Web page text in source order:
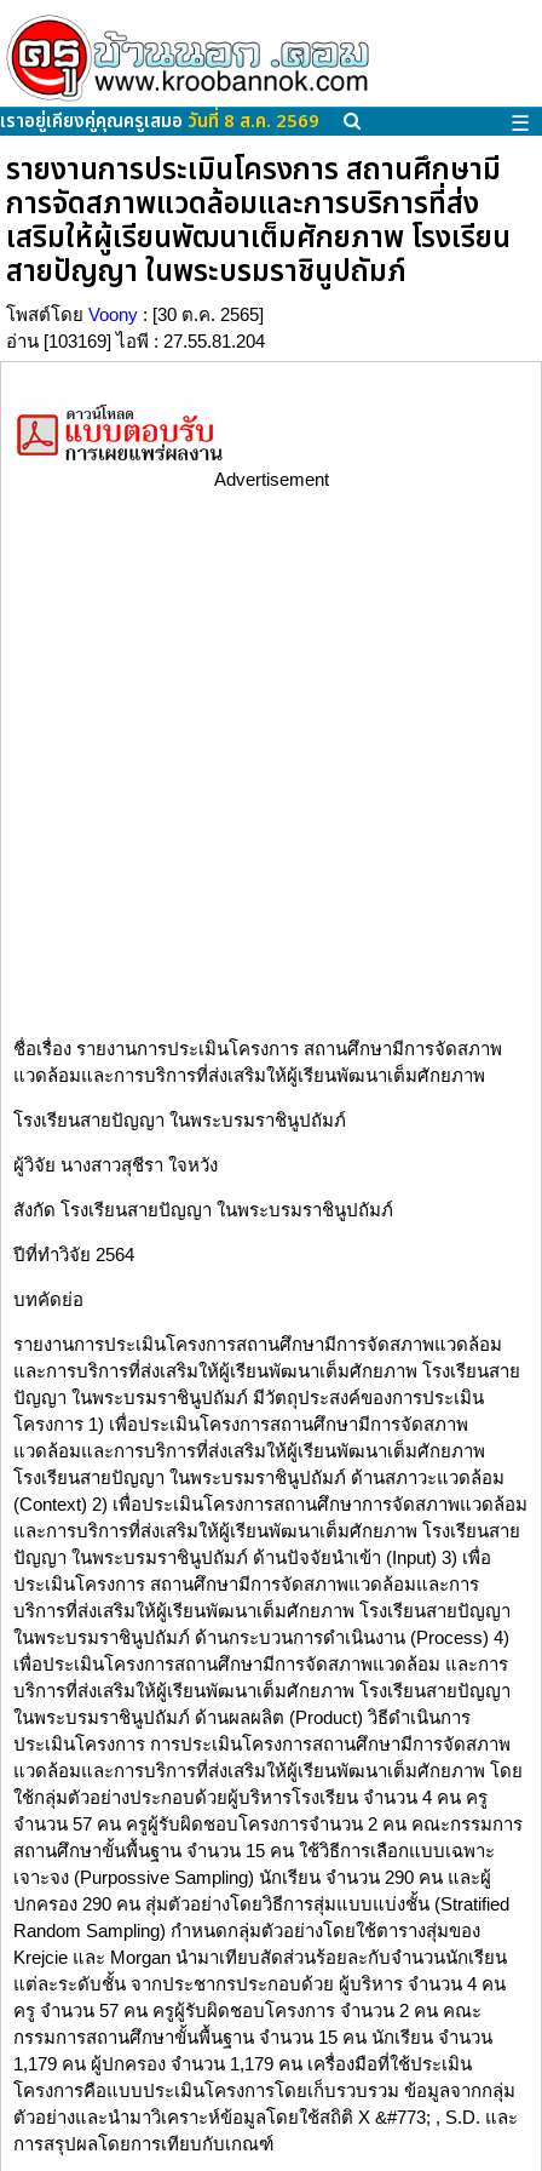
เราอยู่เคียงคู่คุณครูเสมอ วันที่ 8 ส.ค. 2569 ☰
รายงานการประเมินโครงการ สถานศึกษามี
การจัดสภาพแวดล้อมและการบริการที่ส่ง
เสริมให้ผู้เรียนพัฒนาเต็มศักยภาพ โรงเรียน
สายปัญญา ในพระบรมราชินูปถัมภ์
โพสต์โดย Voony : [30 ต.ค. 2565]
อ่าน [103169] ไอพี : 27.55.81.204
Advertisement
ชื่อเรื่อง รายงานการประเมินโครงการ สถานศึกษามีการจัดสภาพ
แวดล้อมและการบริการที่ส่งเสริมให้ผู้เรียนพัฒนาเต็มศักยภาพ
โรงเรียนสายปัญญา ในพระบรมราชินูปถัมภ์
ผู้วิจัย นางสาวสุชีรา ใจหวัง
สังกัด โรงเรียนสายปัญญา ในพระบรมราชินูปถัมภ์
ปีที่ทำวิจัย 2564
บทคัดย่อ
รายงานการประเมินโครงการสถานศึกษามีการจัดสภาพแวดล้อม
และการบริการที่ส่งเสริมให้ผู้เรียนพัฒนาเต็มศักยภาพ โรงเรียนสาย
ปัญญา ในพระบรมราชินูปถัมภ์ มีวัตถุประสงค์ของการประเมิน
โครงการ 1) เพื่อประเมินโครงการสถานศึกษามีการจัดสภาพ
แวดล้อมและการบริการที่ส่งเสริมให้ผู้เรียนพัฒนาเต็มศักยภาพ
โรงเรียนสายปัญญา ในพระบรมราชินูปถัมภ์ ด้านสภาวะแวดล้อม
(Context) 2) เพื่อประเมินโครงการสถานศึกษาการจัดสภาพแวดล้อม
และการบริการที่ส่งเสริมให้ผู้เรียนพัฒนาเต็มศักยภาพ โรงเรียนสาย
ปัญญา ในพระบรมราชินูปถัมภ์ ด้านปัจจัยนำเข้า (Input) 3) เพื่อ
ประเมินโครงการ สถานศึกษามีการจัดสภาพแวดล้อมและการ
บริการที่ส่งเสริมให้ผู้เรียนพัฒนาเต็มศักยภาพ โรงเรียนสายปัญญา
ในพระบรมราชินูปถัมภ์ ด้านกระบวนการดำเนินงาน (Process) 4)
เพื่อประเมินโครงการสถานศึกษามีการจัดสภาพแวดล้อม และการ
บริการที่ส่งเสริมให้ผู้เรียนพัฒนาเต็มศักยภาพ โรงเรียนสายปัญญา
ในพระบรมราชินูปถัมภ์ ด้านผลผลิต (Product) วิธีดำเนินการ
ประเมินโครงการ การประเมินโครงการสถานศึกษามีการจัดสภาพ
แวดล้อมและการบริการที่ส่งเสริมให้ผู้เรียนพัฒนาเต็มศักยภาพ โดย
ใช้กลุ่มตัวอย่างประกอบด้วยผู้บริหารโรงเรียน จำนวน 4 คน ครู
จำนวน 57 คน ครูผู้รับผิดชอบโครงการจำนวน 2 คน คณะกรรมการ
สถานศึกษาขั้นพื้นฐาน จำนวน 15 คน ใช้วิธีการเลือกแบบเฉพาะ
เจาะจง (Purpossive Sampling) นักเรียน จำนวน 290 คน และผู้
ปกครอง 290 คน สุ่มตัวอย่างโดยวิธีการสุ่มแบบแบ่งชั้น (Stratified
Random Sampling) กำหนดกลุ่มตัวอย่างโดยใช้ตารางสุ่มของ
Krejcie และ Morgan นำมาเทียบสัดส่วนร้อยละกับจำนวนนักเรียน
แต่ละระดับชั้น จากประชากรประกอบด้วย ผู้บริหาร จำนวน 4 คน
ครู จำนวน 57 คน ครูผู้รับผิดชอบโครงการ จำนวน 2 คน คณะ
กรรมการสถานศึกษาขั้นพื้นฐาน จำนวน 15 คน นักเรียน จำนวน
1,179 คน ผู้ปกครอง จำนวน 1,179 คน เครื่องมือที่ใช้ประเมิน
โครงการคือแบบประเมินโครงการโดยเก็บรวบรวม ข้อมูลจากกลุ่ม
ตัวอย่างและนำมาวิเคราะห์ข้อมูลโดยใช้สถิติ X &#773; , S.D. และ
การสรุปผลโดยการเทียบกับเกณฑ์